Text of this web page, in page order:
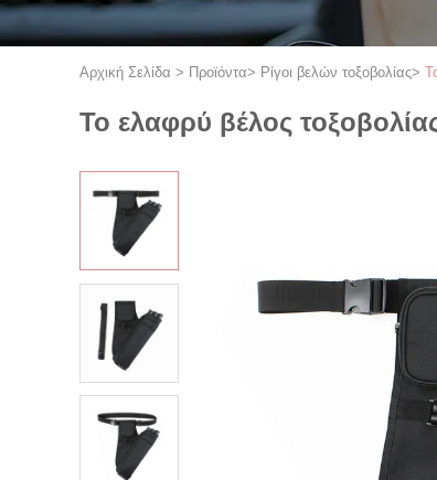
Αρχική Σελίδα > Προϊόντα> Ρίγοι βελών τοξοβολίας>
Το ελαφρύ βέλος